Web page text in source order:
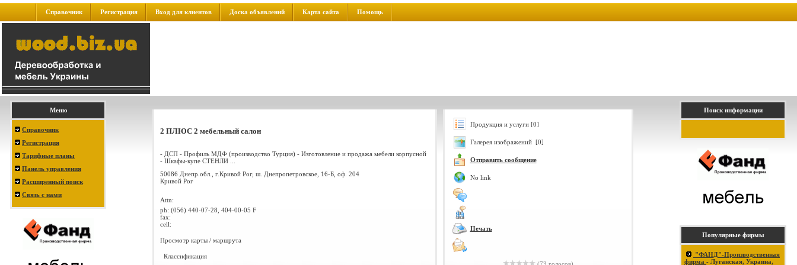
Справочник Регистрация Вход для клиентов Доска объявлений Карта сайта Помощь
Меню
Справочник
Регистрация
Тарифные планы
Панель управления
Расширенный поиск
Связь с нами
2 ПЛЮС 2 мебельный салон
- ДСП - Профиль МДФ (производство Турция) - Изготовление и продажа мебели корпусной
- Шкафы-купе СТЕНЛИ ...
50086 Днепр.обл., г.Кривой Рог, ш. Днепропетровское, 16-Б, оф. 204
Кривой Рог
Attn:
ph: (056) 440-07-28, 404-00-05 F
fax:
cell:
Просмотр карты / маршрута
Классификация
Продукция и услуги [0]
Галерея изображений [0]
Отправить сообщение
No link
Печать
Поиск информации
Популярные фирмы
"ФАНД"-Производственная
фирма - Луганская, Украина,